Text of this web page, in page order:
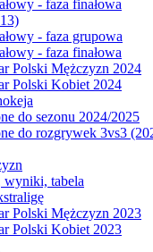
- faza finałowa
- faza grupowa
- faza finałowa
Polski Mężczyzn 2024
Polski Kobiet 2024
do sezonu 2024/2025
do rozgrywek 3vs3
wyniki, tabela
Polski Mężczyzn 2023
Polski Kobiet 2023